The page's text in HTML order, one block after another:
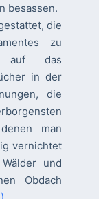
besassen.
die
zu
auf das
in der
die
man
vernichtet
und
Obdach